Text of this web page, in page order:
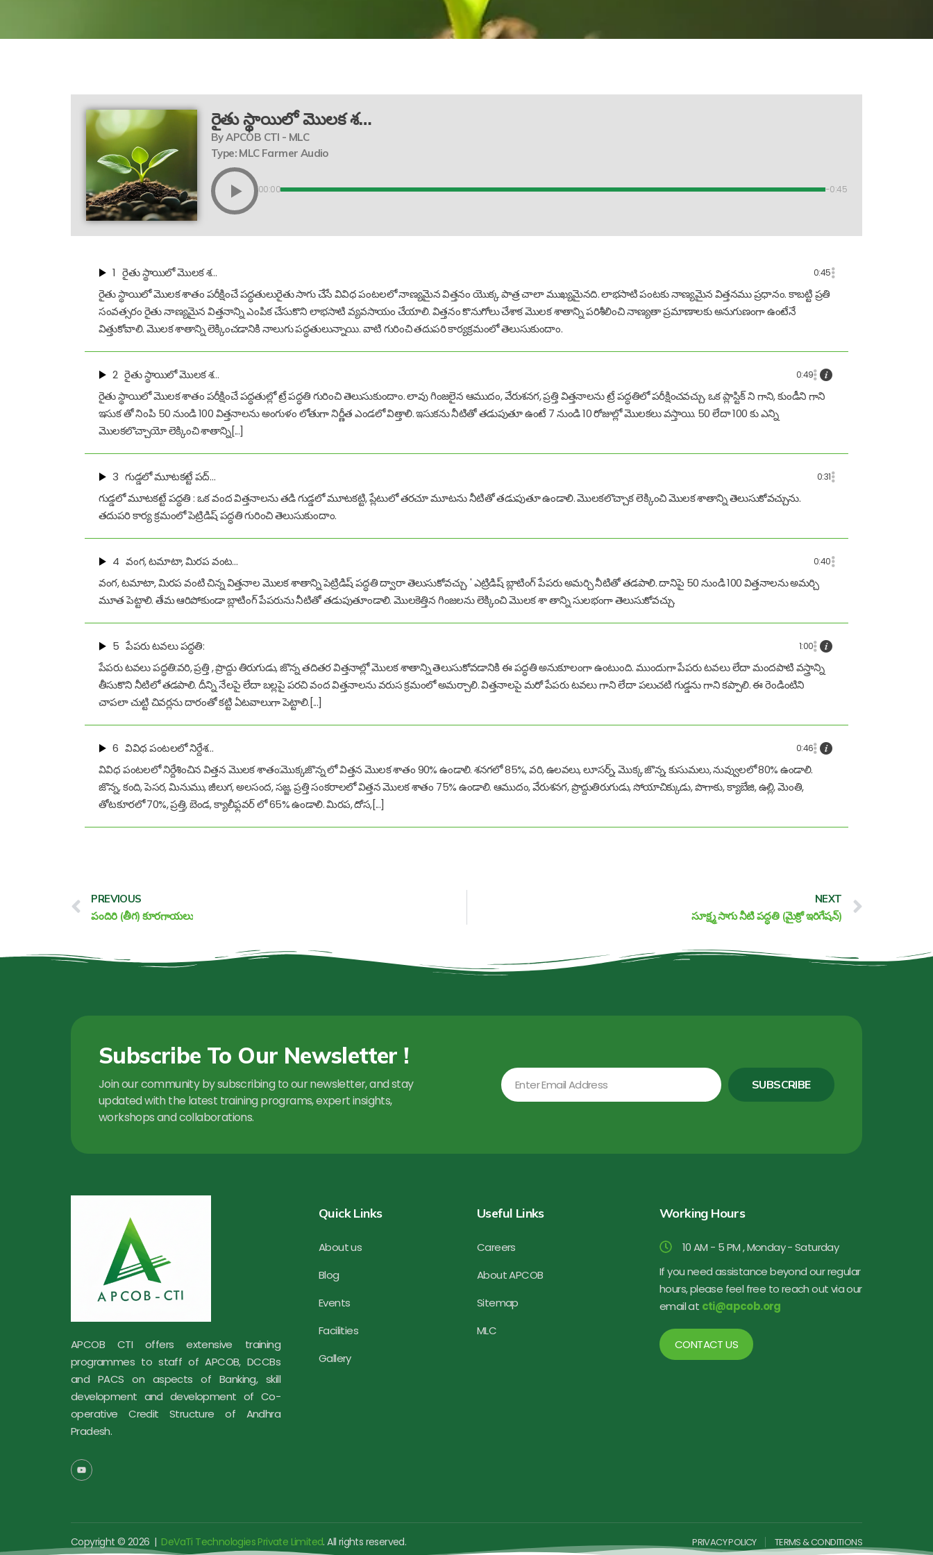
రైతు స్థాయిలో మొలక శ…
By APCOB CTI - MLC
Type: MLC Farmer Audio
00:00 -0:45
1 రైతు స్థాయిలో మొలక శ… 0:45
రైతు స్థాయిలో మొలక శాతం పరీక్షించే పద్ధతులురైతు సాగు చేసే వివిధ పంటలలో నాణ్యమైన విత్తనం యొక్క పాత్ర చాలా ముఖ్యమైనది. లాభసాటి పంటకు నాణ్యమైన విత్తనము ప్రధానం. కాబట్టి ప్రతి
సంవత్సరం రైతు నాణ్యమైన విత్తనాన్ని ఎంపిక చేసుకొని లాభసాటి వ్యవసాయం చేయాలి. విత్తనం కొనుగోలు చేశాక మొలక శాతాన్ని పరిశీలించి నాణ్యతా ప్రమాణాలకు అనుగుణంగా ఉంటేనే
విత్తుకోవాలి. మొలక శాతాన్ని లెక్కించడానికి నాలుగు పద్ధతులున్నాయి. వాటి గురించి తదుపరి కార్యక్రమంలో తెలుసుకుందాం.
2 రైతు స్థాయిలో మొలక శ… 0:49
రైతు స్థాయిలో మొలక శాతం పరీక్షించే పద్ధతుల్లో ట్రే పద్ధతి గురించి తెలుసుకుందాం. లావు గింజలైన ఆముదం, వేరుశనగ, ప్రత్తి విత్తనాలను ట్రే పద్ధతిలో పరీక్షించవచ్చు. ఒక ప్లాస్టిక్ ని గాని, కుండీని గాని
ఇసుక తో నింపి 50 నుండి 100 విత్తనాలను అంగుళం లోతుగా నిర్ణీత ఎండలో విత్తాలి. ఇసుకను నీటితో తడుపుతూ ఉంటే 7 నుండి 10 రోజుల్లో మొలకలు వస్తాయి. 50 లేదా 100 కు ఎన్ని
మొలకలొచ్చాయో లెక్కించి శాతాన్ని[...]
3 గుడ్డలో మూటకట్టే పద్… 0:31
గుడ్డలో మూటకట్టే పద్ధతి : ఒక వంద విత్తనాలను తడి గుడ్డలో మూటకట్టి, ప్లేటులో తరచూ మూటను నీటితో తడుపుతూ ఉండాలి. మొలకలొచ్చాక లెక్కించి మొలక శాతాన్ని తెలుసుకోవచ్చును.
తదుపరి కార్య క్రమంలో పెట్రిడిష్ పద్ధతి గురించి తెలుసుకుందాం.
4 వంగ, టమాటా, మిరప వంట… 0:40
వంగ, టమాటా, మిరప వంటి చిన్న విత్తనాల మొలక శాతాన్ని పెట్రిడిష్ పద్ధతి ద్వారా తెలుసుకోవచ్చు. ' ఎట్రిడిష్ బ్లాటింగ్ పేపరు అమర్చి నీటితో తడపాలి. దానిపై 50 నుండి 100 విత్తనాలను అమర్చి
మూత పెట్టాలి. తేమ ఆరిపోకుండా బ్లాటింగ్ పేపరును నీటితో తడుపుతూండాలి. మొలకెత్తిన గింజలను లెక్కించి మొలక శా తాన్ని సులభంగా తెలుసుకోవచ్చు.
5 పేపరు టవలు పద్ధతి: 1:00
పేపరు టవలు పద్ధతి:వరి, ప్రత్తి , ప్రొద్దు తిరుగుడు, జొన్న తదితర విత్తనాల్లో మొలక శాతాన్ని తెలుసుకోవడానికి ఈ పద్ధతి అనుకూలంగా ఉంటుంది. ముందుగా పేపరు టవలు లేదా మందపాటి వస్త్రాన్ని
తీసుకొని నీటిలో తడపాలి. దీన్ని నేలపై లేదా బల్లపై పరచి వంద విత్తనాలను వరుస క్రమంలో అమర్చాలి. విత్తనాలపై మరో పేపరు టవలు గాని లేదా పలుచటి గుడ్డను గాని కప్పాలి. ఈ రెండింటిని
చాపలా చుట్టి చివర్లను దారంతో కట్టి ఏటవాలుగా పెట్టాలి.[...]
6 వివిధ పంటలలో నిర్దేశ… 0:46
వివిధ పంటలలో నిర్దేశించిన విత్తన మొలక శాతం:మొక్కజొన్న లో విత్తన మొలక శాతం 90% ఉండాలి. శనగలో 85%, వరి, ఉలవలు, లూసర్న్, మొక్క జొన్న, కుసుమలు, నువ్వులలో 80% ఉండాలి.
జొన్న, కంది, పెసర, మినుము, జీలుగ, అలసంద, సజ్జ, ప్రత్తి సంకరాలలో విత్తన మొలక శాతం 75% ఉండాలి. ఆముదం, వేరుశనగ, ప్రొద్దుతిరుగుడు, సోయాచిక్కుడు, పొగాకు, క్యాబేజి, ఉల్లి, మెంతి,
తోటకూరలో 70%, ప్రత్తి, బెండ, క్యాలీఫ్లవర్ లో 65% ఉండాలి. మిరప, దోస,[...]
Prev
PREVIOUS
పందిరి (తీగ) కూరగాయలు
NEXT
సూక్ష్మ సాగు నీటి పద్ధతి (మైక్రో ఇరిగేషన్)
Subscribe To Our Newsletter !
Join our community by subscribing to our newsletter, and stay
updated with the latest training programs, expert insights,
workshops and collaborations.
Email
SUBSCRIBE
APCOB CTI offers extensive training
programmes to staff of APCOB, DCCBs
and PACS on aspects of Banking, skill
development and development of Co-
operative Credit Structure of Andhra
Pradesh.
Y
o
u
t
Quick Links
About us
Blog
Events
Facilities
Gallery
Useful Links
Careers
About APCOB
Sitemap
MLC
Working Hours
10 AM - 5 PM , Monday - Saturday
If you need assistance beyond our regular
hours, please feel free to reach out via our
email at cti@apcob.org
CONTACT US
Copyright © 2026 | DeVaTi Technologies Private Limited. All rights reserved. PRIVACY POLICY TERMS & CONDITIONS